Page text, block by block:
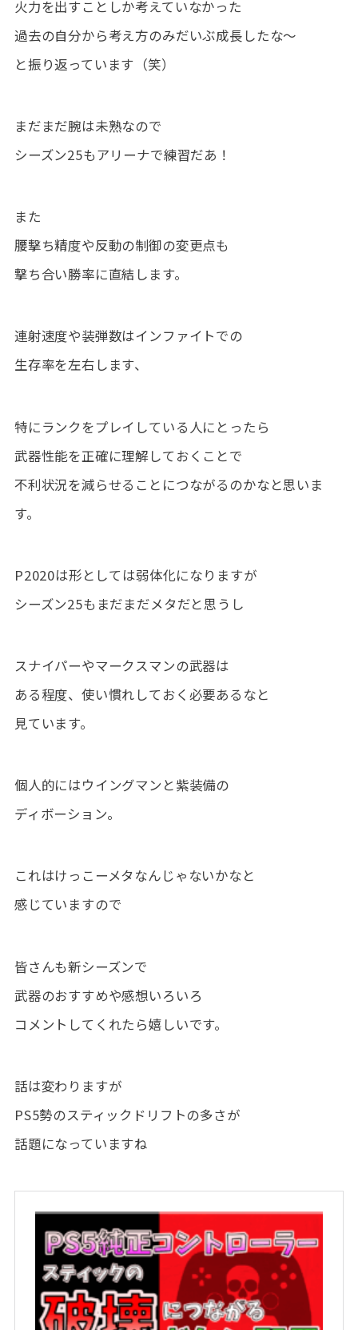
火力を出すことしか考えていなかった
過去の自分から考え方のみだいぶ成長したな～
と振り返っています（笑）
まだまだ腕は未熟なので
シーズン25もアリーナで練習だあ！
また
腰撃ち精度や反動の制御の変更点も
撃ち合い勝率に直結します。
連射速度や装弾数はインファイトでの
生存率を左右します、
特にランクをプレイしている人にとったら
武器性能を正確に理解しておくことで
不利状況を減らせることにつながるのかなと思いま
す。
P2020は形としては弱体化になりますが
シーズン25もまだまだメタだと思うし
スナイパーやマークスマンの武器は
ある程度、使い慣れしておく必要あるなと
見ています。
個人的にはウイングマンと紫装備の
ディボーション。
これはけっこーメタなんじゃないかなと
感じていますので
皆さんも新シーズンで
武器のおすすめや感想いろいろ
コメントしてくれたら嬉しいです。
話は変わりますが
PS5勢のスティックドリフトの多さが
話題になっていますね